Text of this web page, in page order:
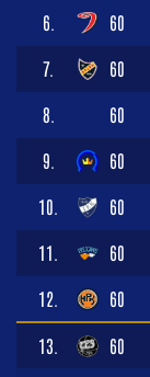
6. 60
7. 60
8. 60
9. 60
10. 60
11. 60
12. 60
13. 60